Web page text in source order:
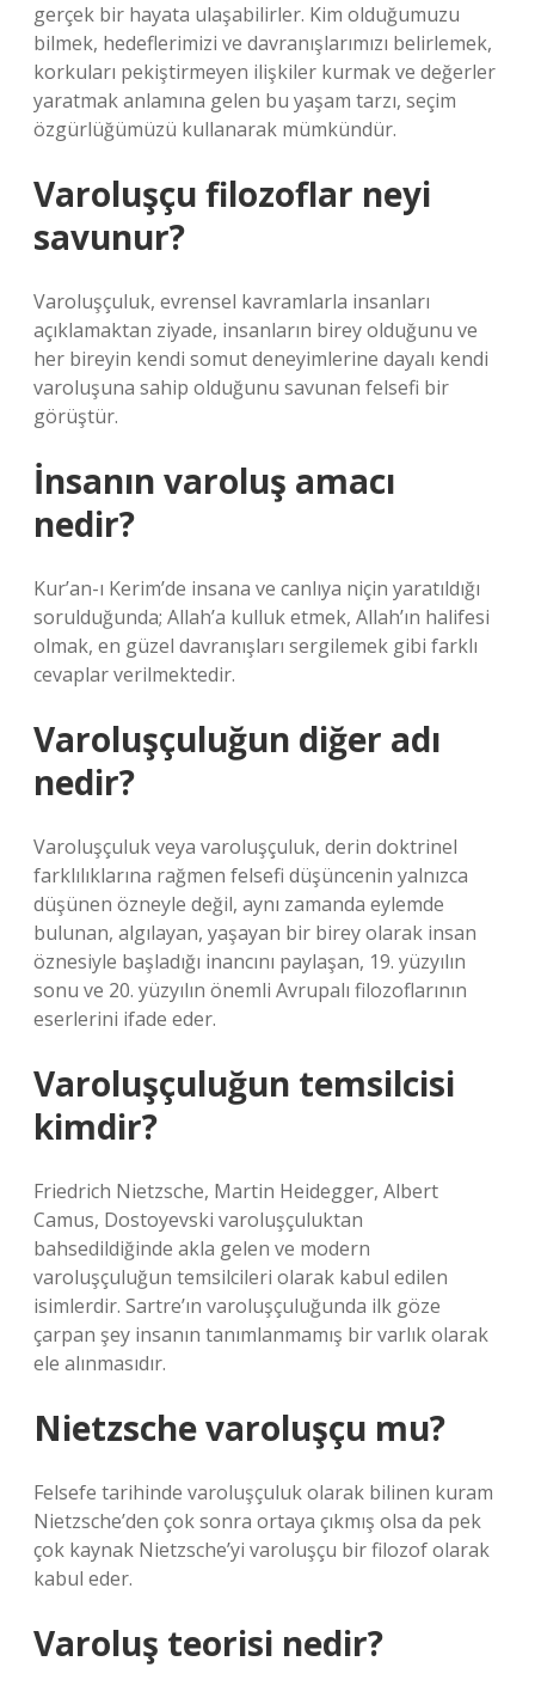
gerçek bir hayata ulaşabilirler. Kim olduğumuzu
bilmek, hedeflerimizi ve davranışlarımızı belirlemek,
korkuları pekiştirmeyen ilişkiler kurmak ve değerler
yaratmak anlamına gelen bu yaşam tarzı, seçim
özgürlüğümüzü kullanarak mümkündür.
Varoluşçu filozoflar neyi
savunur?
Varoluşçuluk, evrensel kavramlarla insanları
açıklamaktan ziyade, insanların birey olduğunu ve
her bireyin kendi somut deneyimlerine dayalı kendi
varoluşuna sahip olduğunu savunan felsefi bir
görüştür.
İnsanın varoluş amacı
nedir?
Kur’an-ı Kerim’de insana ve canlıya niçin yaratıldığı
sorulduğunda; Allah’a kulluk etmek, Allah’ın halifesi
olmak, en güzel davranışları sergilemek gibi farklı
cevaplar verilmektedir.
Varoluşçuluğun diğer adı
nedir?
Varoluşçuluk veya varoluşçuluk, derin doktrinel
farklılıklarına rağmen felsefi düşüncenin yalnızca
düşünen özneyle değil, aynı zamanda eylemde
bulunan, algılayan, yaşayan bir birey olarak insan
öznesiyle başladığı inancını paylaşan, 19. yüzyılın
sonu ve 20. yüzyılın önemli Avrupalı ​​filozoflarının
eserlerini ifade eder.
Varoluşçuluğun temsilcisi
kimdir?
Friedrich Nietzsche, Martin Heidegger, Albert
Camus, Dostoyevski varoluşçuluktan
bahsedildiğinde akla gelen ve modern
varoluşçuluğun temsilcileri olarak kabul edilen
isimlerdir. Sartre’ın varoluşçuluğunda ilk göze
çarpan şey insanın tanımlanmamış bir varlık olarak
ele alınmasıdır.
Nietzsche varoluşçu mu?
Felsefe tarihinde varoluşçuluk olarak bilinen kuram
Nietzsche’den çok sonra ortaya çıkmış olsa da pek
çok kaynak Nietzsche’yi varoluşçu bir filozof olarak
kabul eder.
Varoluş teorisi nedir?